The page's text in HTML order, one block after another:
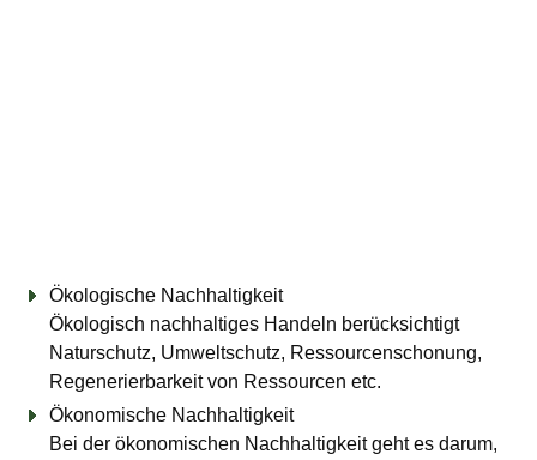
Ökologische Nachhaltigkeit
Ökologisch nachhaltiges Handeln berücksichtigt
Naturschutz, Umweltschutz, Ressourcenschonung,
Regenerierbarkeit von Ressourcen etc.
Ökonomische Nachhaltigkeit
Bei der ökonomischen Nachhaltigkeit geht es darum,